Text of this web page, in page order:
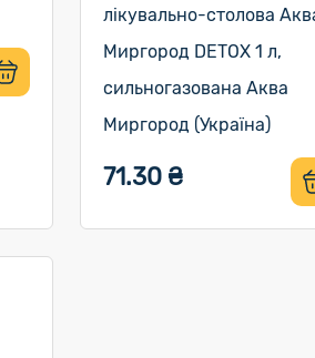
лікувально-столова
Миргород DETOX 1 л,
сильногазована Аква
Миргород (Україна)
71.30 ₴